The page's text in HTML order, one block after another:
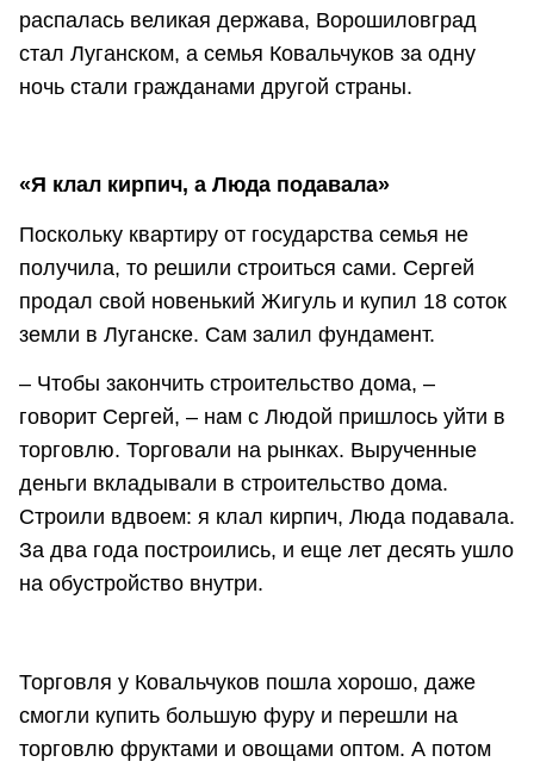
распалась великая держава, Ворошиловград
стал Луганском, а семья Ковальчуков за одну
ночь стали гражданами другой страны.
«Я клал кирпич, а Люда подавала»
Поскольку квартиру от государства семья не
получила, то решили строиться сами. Сергей
продал свой новенький Жигуль и купил 18 соток
земли в Луганске. Сам залил фундамент.
– Чтобы закончить строительство дома, –
говорит Сергей, – нам с Людой пришлось уйти в
торговлю. Торговали на рынках. Вырученные
деньги вкладывали в строительство дома.
Строили вдвоем: я клал кирпич, Люда подавала.
За два года построились, и еще лет десять ушло
на обустройство внутри.
Торговля у Ковальчуков пошла хорошо, даже
смогли купить большую фуру и перешли на
торговлю фруктами и овощами оптом. А потом